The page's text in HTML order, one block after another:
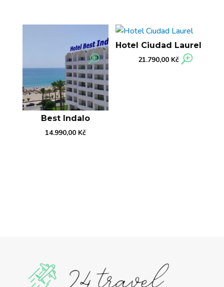
Best Indalo
14.990,00 Kč
Hotel Ciudad Laurel
21.790,00 Kč